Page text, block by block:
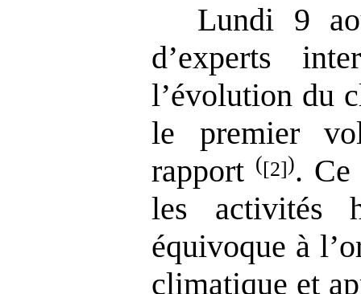
Lundi 9
d’experts
l’évolution du
le premier
rapport ([2]). Ce
les activités
équivoque à
climatique et